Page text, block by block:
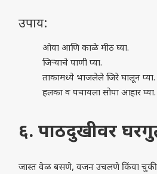
उपाय:
ओवा आणि काळे मीठ घ्या.
जिऱ्याचे पाणी प्या.
ताकामध्ये भाजलेले जिरे घालून प्या.
हलका व पचायला सोपा आहार घ्या.
६. पाठदुखीवर
जास्त वेळ बसणे, वजन उचलणे किंवा